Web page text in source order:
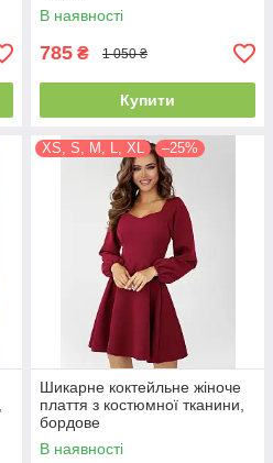
В наявності
785 ₴ 1 050 ₴
Купити
XS, S, M, L, XL –25%
Шикарне коктейльне жіноче
плаття з костюмної тканини,
бордове
В наявності